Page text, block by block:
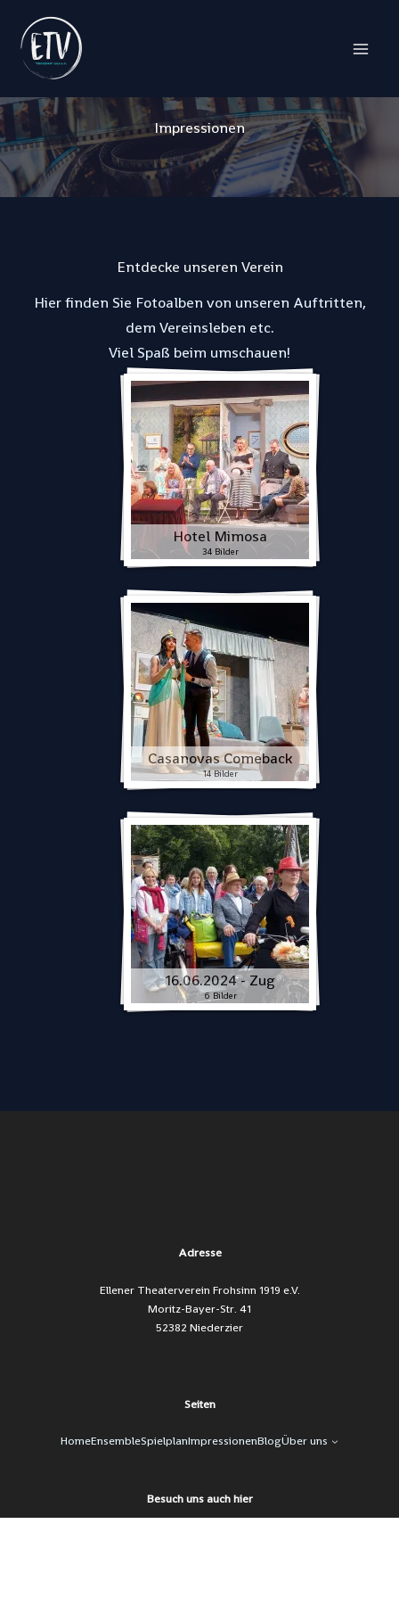
Inhalt
springen
Impressionen
Impressionen
Entdecke unseren Verein
Hier finden Sie Fotoalben von unseren Auftritten,
dem Vereinsleben etc.
Viel Spaß beim umschauen!
Hotel Mimosa
34 Bilder
Casanovas Comeback
14 Bilder
16.06.2024 - Zug
6 Bilder
Adresse
Ellener Theaterverein Frohsinn 1919 e.V.
Moritz-Bayer-Str. 41
52382 Niederzier
Seiten
HomeEnsembleSpielplanImpressionenBlogÜber uns
Besuch uns auch hier